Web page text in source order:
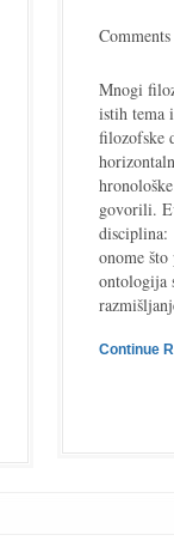
Mnogi
istih tema
filozofske
govorili.
disciplina:
onome
ontologija
Continue